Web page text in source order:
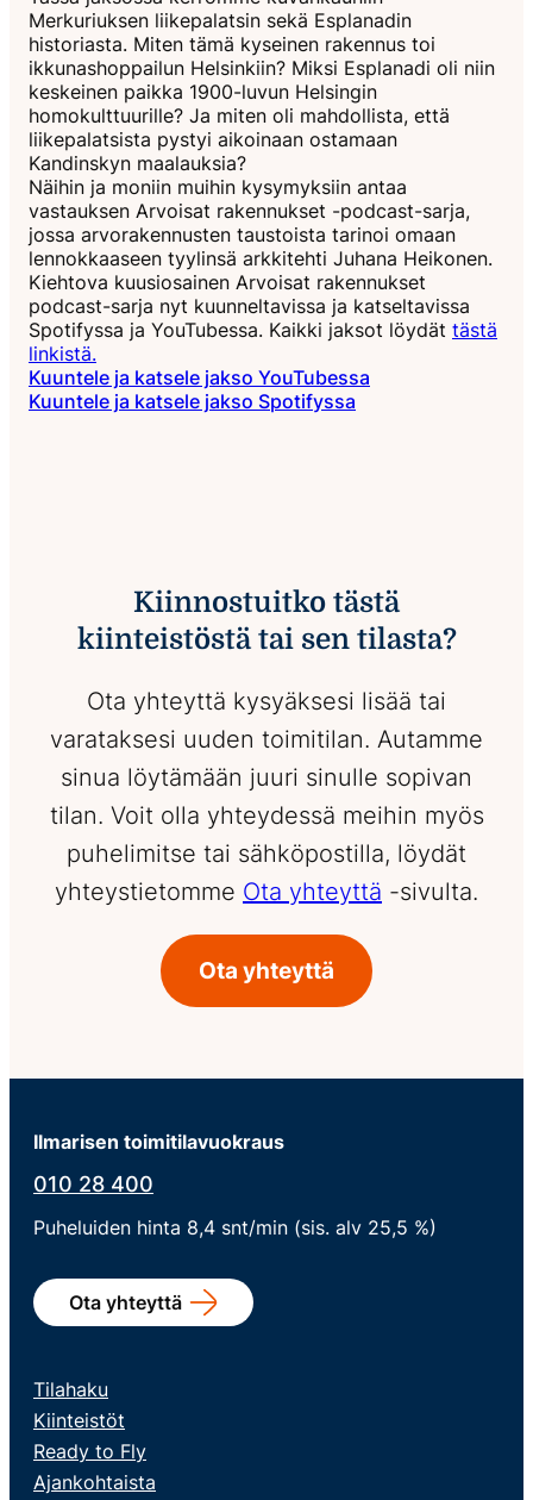
Merkuriuksen liikepalatsin sekä Esplanadin
historiasta. Miten tämä kyseinen rakennus toi
ikkunashoppailun Helsinkiin? Miksi Esplanadi oli niin
keskeinen paikka 1900-luvun Helsingin
homokulttuurille? Ja miten oli mahdollista, että
liikepalatsista pystyi aikoinaan ostamaan
Kandinskyn maalauksia?
Näihin ja moniin muihin kysymyksiin antaa
vastauksen Arvoisat rakennukset -podcast-sarja,
jossa arvorakennusten taustoista tarinoi omaan
lennokkaaseen tyylinsä arkkitehti Juhana Heikonen.
Kiehtova kuusiosainen Arvoisat rakennukset
podcast-sarja nyt kuunneltavissa ja katseltavissa
Spotifyssa ja YouTubessa. Kaikki jaksot löydät tästä
linkistä.
Kuuntele ja katsele jakso YouTubessa
Kuuntele ja katsele jakso Spotifyssa
Kiinnostuitko tästä
kiinteistöstä tai sen tilasta?
Ota yhteyttä kysyäksesi lisää tai
varataksesi uuden toimitilan. Autamme
sinua löytämään juuri sinulle sopivan
tilan. Voit olla yhteydessä meihin myös
puhelimitse tai sähköpostilla, löydät
yhteystietomme Ota yhteyttä -sivulta.
Ota yhteyttä
Ilmarisen toimitilavuokraus
010 28 400
Puheluiden hinta 8,4 snt/min (sis. alv 25,5 %)
Ota yhteyttä
Tilahaku
Kiinteistöt
Ready to Fly
Ajankohtaista